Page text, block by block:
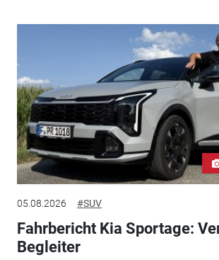
05.08.2026 #SUV
Fahrbericht Kia Sportage:
Begleiter